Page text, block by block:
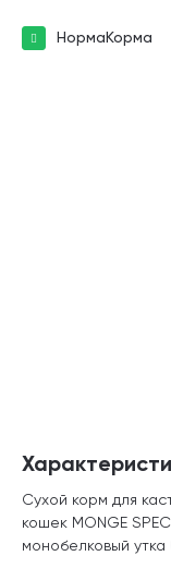
НормаКорма
Сухой корм для
кошек MONGE
монобелковый утка